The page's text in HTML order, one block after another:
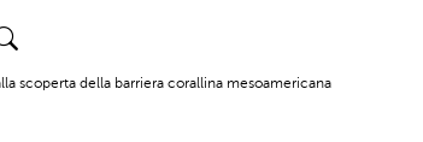
scoperta della barriera corallina mesoamericana